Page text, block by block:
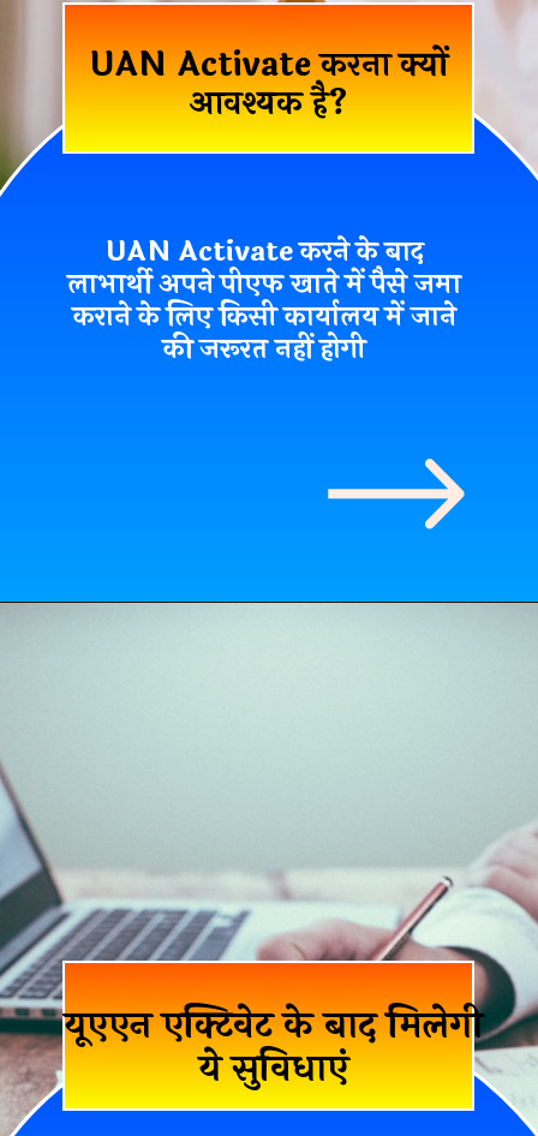
UAN Activateकरना क्यों
आवश्यक है?
UAN Activateकरने के बाद
लाभार्थी अपने पीएफ खाते में पैसे जमा
कराने के लिए किसी कार्यालय में जाने
की जरूरत नहीं होगी
यूएएन एक्टिवेट के बाद मिलेगी
ये सुविधाएं